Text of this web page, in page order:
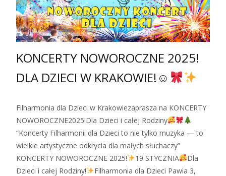
KONCERTY NOWOROCZNE 2025!
DLA DZIECI W KRAKOWIE!☺
Filharmonia dla Dzieci w Krakowiezaprasza na KONCERTY
NOWOROCZNE2025!Dla Dzieci i całej Rodziny
“Koncerty Filharmonii dla Dzieci to nie tylko muzyka — to
wielkie artystyczne odkrycia dla małych słuchaczy”
KONCERTY NOWOROCZNE 2025!
19 STYCZNIA
Dla
Dzieci i całej Rodziny!
Filharmonia dla Dzieci Pawia 3,